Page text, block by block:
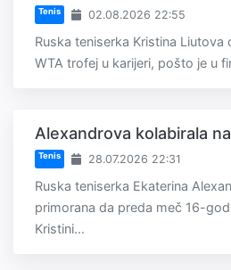
Tenis 02.08.2026 22:55
Ruska teniserka Kristina Liutova
WTA trofej u karijeri, pošto je u
Alexandrova kolabirala
Tenis 28.07.2026 22:31
Ruska teniserka Ekaterina
primorana da preda meč 16-
Kristini...